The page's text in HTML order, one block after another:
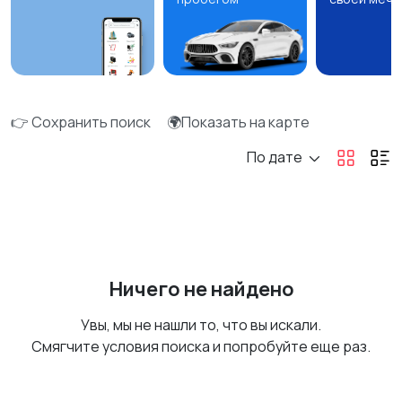
👉 Сохранить поиск
🌍Показать на карте
По дате
Ничего не найдено
Увы, мы не нашли то, что вы искали.
Смягчите условия поиска и попробуйте еще раз.